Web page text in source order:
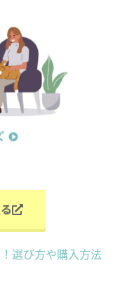
選び方や購入方法